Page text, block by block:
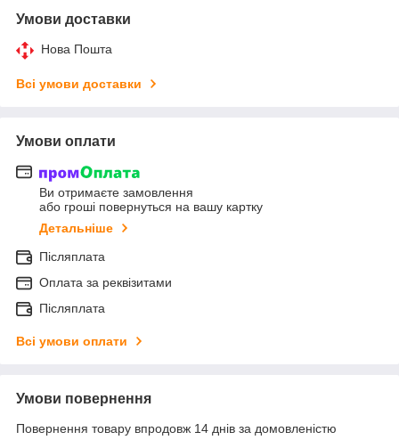
Умови доставки
Нова Пошта
Всі умови доставки
Умови оплати
Ви отримаєте замовлення
або гроші повернуться на вашу картку
Детальніше
Післяплата
Оплата за реквізитами
Післяплата
Всі умови оплати
Умови повернення
Повернення товару впродовж 14 днів за домовленістю